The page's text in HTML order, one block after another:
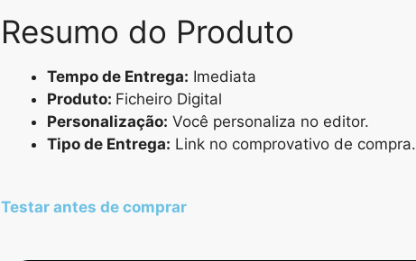
Resumo do Produto
Tempo de Entrega: Imediata
Produto: Ficheiro Digital
Personalização: Você personaliza no editor.
Tipo de Entrega: Link no comprovativo de compra.
Testar antes de comprar